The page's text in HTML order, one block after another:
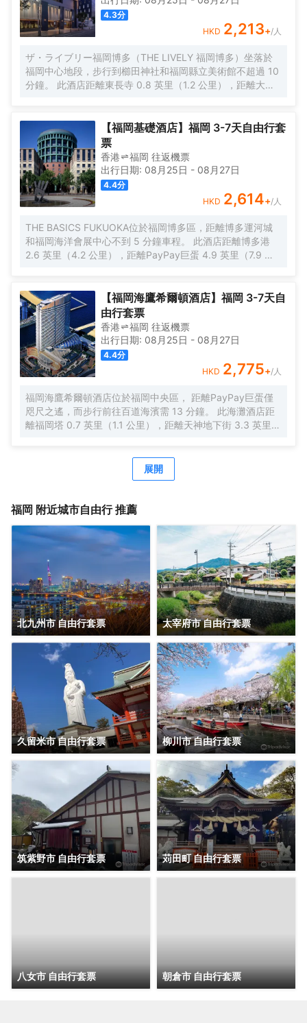
括電熱水壺和遮光窗簾；而且每天提供客房服務。
4.3分
HKD 2,213+/人
ザ・ライブリー福岡博多（THE LIVELY 福岡博多）坐落於
福岡中心地段，步行到櫛田神社和福岡縣立美術館不超過 10
分鐘。 此酒店距離東長寺 0.8 英里（1.2 公里），距離大濠
THE LIVELY KITCHEN，餐廳主打國際美食。此外您還可以
去咖啡館用餐，或者待在房間裏，享受部分時段客房送餐服
務。在忙碌的一天後，不妨去酒吧/酒廊輕鬆一下。每天
7:00 至 9:30 提供收費的即點即煮早餐。 特色服務/設施包
括24 小時商務中心、24 小時前台服務和多語言服務。計劃
在福岡舉辦活動？這家酒店擁有 150 平方米（1615 平方英
尺）的空間，包括會議中心和2 間會議室。酒店提供收費自
助停車。 有 224 間特色裝修的客房定能讓您在旅途中找到家
的舒適。提供免費無線網絡，方便您與朋友保持聯繫；數碼
頻道可滿足您的娛樂需求。浴室提供淋浴設施、免費洗浴用
品和坐浴桶。便利設施包括保險箱，而且按要求提供提供客
【福岡基礎酒店】福岡 3-7天自由行套
票
香港 福岡 往返機票
出行日期: 08月25日 - 08月27日
4.4分
HKD 2,614+/人
THE BASICS FUKUOKA位於福岡博多區，距離博多運河城
和福岡海洋會展中心不到 5 分鐘車程。 此酒店距離博多港
2.6 英里（4.2 公里），距離PayPay巨蛋 4.9 英里（7.9 公
WHY NOT享用美味餐飲。每天 6:30 至 10:00 提供收費的
自助式早餐。 特色服務/設施包括乾洗/洗衣服務、24 小時前
台服務和行李寄存。酒店提供停車設施（車位有限）。 有
238 間客房提供冰箱和平板電視；您定能在旅途中找到家的
舒適。提供免費無線網絡，方便您與朋友保持聯繫。浴室提
供免費洗浴用品和坐浴桶。便利設施包括保險箱和茶具/咖啡
用具。
【福岡海鷹希爾頓酒店】福岡 3-7天自
由行套票
香港 福岡 往返機票
出行日期: 08月25日 - 08月27日
4.4分
HKD 2,775+/人
福岡海鷹希爾頓酒店位於福岡中央區， 距離PayPay巨蛋僅
咫尺之遙，而步行前往百道海濱需 13 分鐘。 此海灘酒店距
離福岡塔 0.7 英里（1.1 公里），距離天神地下街 3.3 英里
室內游泳池和桑拿。此酒店的其他特色包括免費 WiFi、禮賓
服務和禮品店/報攤。藉助免費區內班車，您可以方便地前往
點，也可以待在房間裏，享受部分時段客房送餐服務。在忙
費）供應時間為：週一至週五 6:30 至 10:00，週末 6:30 至
10:30。 特色服務/設施包括乾洗/洗衣服務、24 小時前台服
務和多語言服務。這家酒店的活動設施包括會議場地和會議
室。酒店提供收費自助停車。 有 1052 間客房提供冰箱和平
板電視；您定能在旅途中找到家的舒適。提供收費無線網
絡，方便您與朋友保持聯繫；數碼頻道可滿足您的娛樂需
求。配備淋浴/盆浴組合的私人浴室提供免費洗浴用品和坐浴
桶。便利設施包括電話，以及熨斗/熨衣板和遮光窗簾。
展開
福岡 附近城市自由行 推薦
北九州市 自由行套票 太宰府市 自由行套票
久留米市 自由行套票 柳川市 自由行套票
筑紫野市 自由行套票 苅田町 自由行套票
八女市 自由行套票 朝倉市 自由行套票